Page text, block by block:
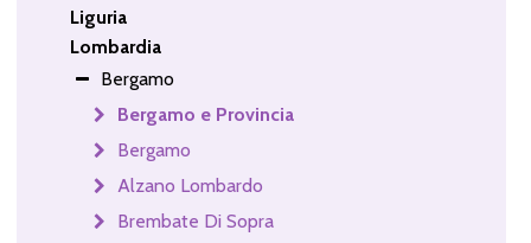
Liguria
Lombardia
Bergamo
Bergamo e Provincia
Bergamo
Alzano Lombardo
Brembate Di Sopra